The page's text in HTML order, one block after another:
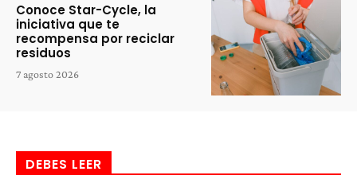
Conoce Star-Cycle, la
iniciativa que te
recompensa por reciclar
residuos
7 agosto 2026
DEBES LEER